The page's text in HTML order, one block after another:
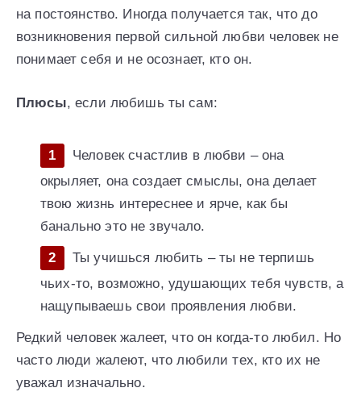
на постоянство. Иногда получается так, что до
возникновения первой сильной любви человек не
понимает себя и не осознает, кто он.
Плюсы, если любишь ты сам:
Человек счастлив в любви – она
окрыляет, она создает смыслы, она делает
твою жизнь интереснее и ярче, как бы
банально это не звучало.
Ты учишься любить – ты не терпишь
чьих-то, возможно, удушающих тебя чувств, а
нащупываешь свои проявления любви.
Редкий человек жалеет, что он когда-то любил. Но
часто люди жалеют, что любили тех, кто их не
уважал изначально.